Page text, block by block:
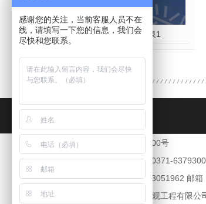
广场梅花形音乐喷泉1
CONTACT US
地址：郑州市金水区花园路100号
热线：13223051962 传真：0371-
联系人：张经理 手机：13223051962 邮
Copyright © 郑州兴隆喷泉景观工程有限公
感谢您的关注，当前客服人员不在
线，请填写一下您的信息，我们会
尽快和您联系。